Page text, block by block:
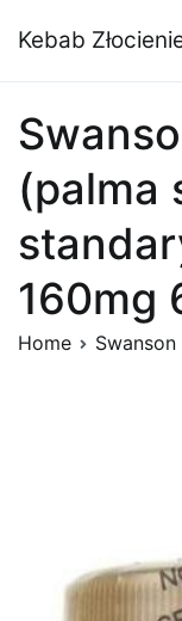
doKebab
(palma
160mg
Home Swanson